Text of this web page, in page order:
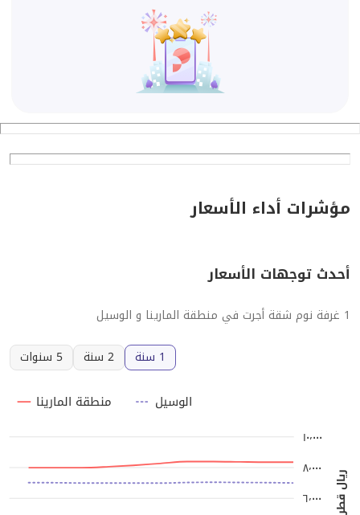
مؤشرات أداء الأسعار
أحدث توجهات الأسعار
1 غرفة نوم شقة أجرت في منطقة المارينا و الوسيل
1 سنة
2 سنة 5 سنوات
٦٬٠٠٠
٨٬٠٠٠
١٠٬٠٠٠
منطقة المارينا الوسيل